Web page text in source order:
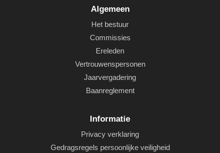
Algemeen
Het bestuur
Commissies
Ereleden
Vertrouwenspersonen
Jaarvergadering
Baanreglement
Informatie
Privacy verklaring
Gedragsregels persoonlijke veiligheid